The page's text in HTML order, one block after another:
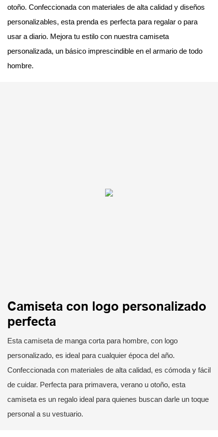
otoño. Confeccionada con materiales de alta calidad y diseños
personalizables, esta prenda es perfecta para regalar o para
usar a diario. Mejora tu estilo con nuestra camiseta
personalizada, un básico imprescindible en el armario de todo
hombre.
Camiseta con logo personalizado
perfecta
Esta camiseta de manga corta para hombre, con logo
personalizado, es ideal para cualquier época del año.
Confeccionada con materiales de alta calidad, es cómoda y fácil
de cuidar. Perfecta para primavera, verano u otoño, esta
camiseta es un regalo ideal para quienes buscan darle un toque
personal a su vestuario.